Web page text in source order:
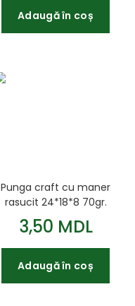
Adaugă în coș
Punga craft cu maner
rasucit 24*18*8 70gr.
3,50 MDL
Adaugă în coș